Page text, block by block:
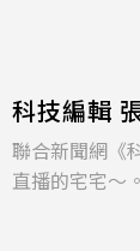
科技編輯
聯合新聞網《
直播的宅宅～。